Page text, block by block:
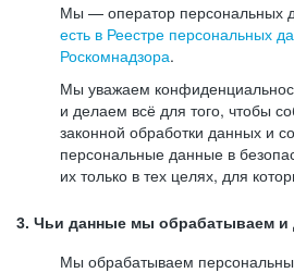
Мы — оператор персональных
есть в Реестре персональных
Роскомнадзора.
Мы уважаем
и делаем всё для того, чтобы
законной обработки данных и
персональные данные в
их только в тех целях, для
3. Чьи данные мы обрабатываем и
Мы обрабатываем